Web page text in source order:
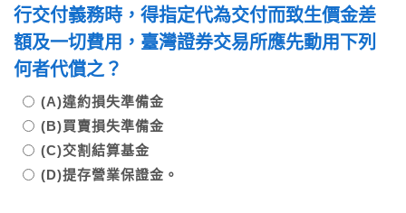
行交付義務時，得指定代為交付而致生價金差
額及一切費用，臺灣證券交易所應先動用下列
何者代償之？
(A)違約損失準備金
(B)買賣損失準備金
(C)交割結算基金
(D)提存營業保證金。